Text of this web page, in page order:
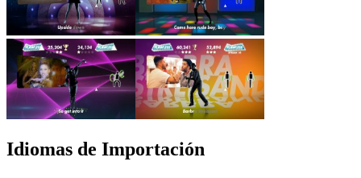
Idiomas de Importación